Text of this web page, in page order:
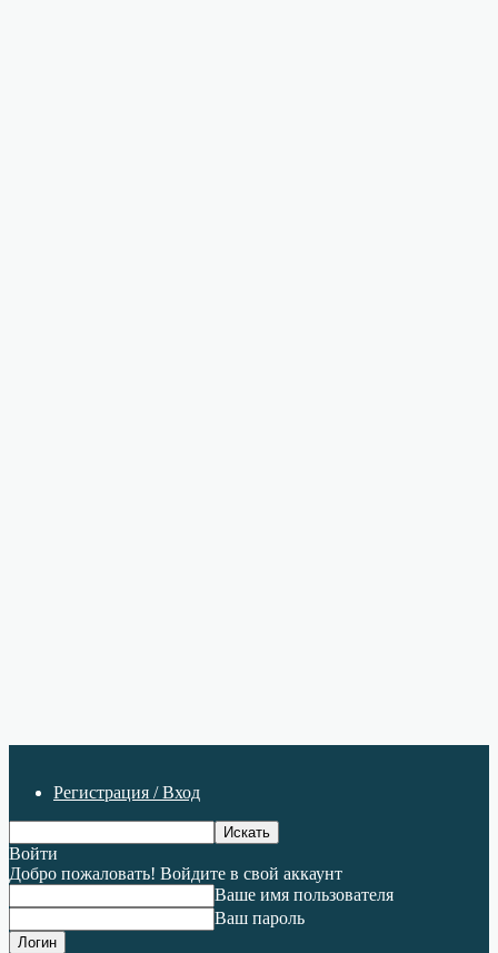
Регистрация / Вход
Войти
Добро пожаловать! Войдите в свой аккаунт
Ваше имя пользователя
Ваш пароль